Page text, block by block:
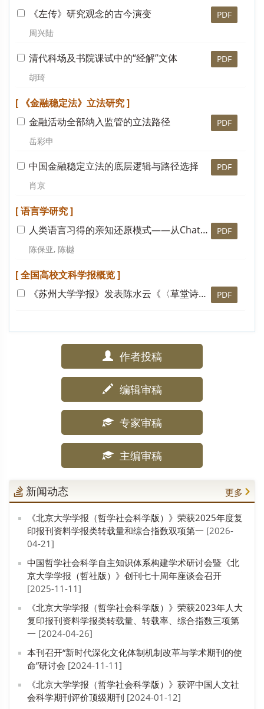
《左传》研究观念的古今演变
PDF
周兴陆
清代科场及书院课试中的“经解”文体
PDF
胡琦
[ 《金融稳定法》立法研究 ]
金融活动全部纳入监管的立法路径
PDF
岳彩申
中国金融稳定立法的底层逻辑与路径选择
PDF
肖京
[ 语言学研究 ]
人类语言习得的亲知还原模式——从ChatGPT的言知还原模式说起
PDF
陈保亚, 陈樾
[ 全国高校文科学报概览 ]
《苏州大学学报》发表陈水云《〈草堂诗余〉在明代的改编重刊与词学阐释》等（12篇）
PDF
作者投稿
编辑审稿
专家审稿
主编审稿
新闻动态 更多
《北京大学学报（哲学社会科学版）》荣获2025年度复
印报刊资料学报类转载量和综合指数双项第一 [2026-
04-21]
中国哲学社会科学自主知识体系构建学术研讨会暨《北
京大学学报（哲社版）》创刊七十周年座谈会召开
[2025-11-11]
《北京大学学报（哲学社会科学版）》荣获2023年人大
复印报刊资料学报类转载量、转载率、综合指数三项第
一 [2024-04-26]
本刊召开“新时代深化文化体制机制改革与学术期刊的使
命”研讨会 [2024-11-11]
《北京大学学报（哲学社会科学版）》获评中国人文社
会科学期刊评价顶级期刊 [2024-01-12]